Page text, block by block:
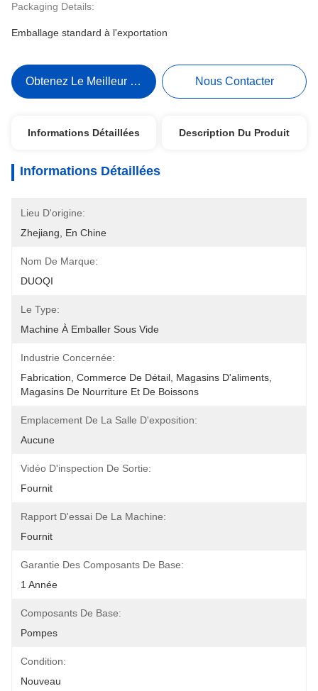
Packaging Details:
Emballage standard à l'exportation
Obtenez Le Meilleur Prix Nous Contacter
Informations Détaillées Description Du Produit
Informations Détaillées
Lieu D'origine:
Zhejiang, En Chine
Nom De Marque:
DUOQI
Le Type:
Machine À Emballer Sous Vide
Industrie Concernée:
Fabrication, Commerce De Détail, Magasins D'aliments,
Magasins De Nourriture Et De Boissons
Emplacement De La Salle D'exposition:
Aucune
Vidéo D'inspection De Sortie:
Fournit
Rapport D'essai De La Machine:
Fournit
Garantie Des Composants De Base:
1 Année
Composants De Base:
Pompes
Condition:
Nouveau